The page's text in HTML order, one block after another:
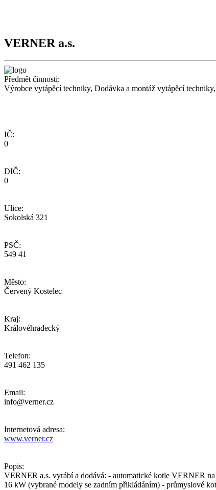
VERNER a.s.
Předmět činnosti:
Výrobce vytápěcí techniky, Dodávka a montáž vytápěcí
IČ:
0
DIČ:
0
Ulice:
Sokolská 321
PSČ:
549 41
Město:
Červený Kostelec
Kraj:
Královéhradecký
Telefon:
491 462 135
Email:
info@verner.cz
Internetová adresa:
www.verner.cz
Popis:
VERNER a.s. vyrábí a dodává: - automatické kotle VERNER
16 kW (vybrané modely se zadním přikládáním) - průmyslové